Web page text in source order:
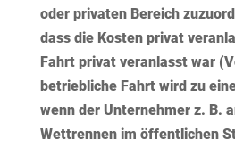
oder privaten Bereich
dass die Kosten privat
Fahrt privat veranlasst war (
betriebliche Fahrt wird zu
wenn der Unternehmer z. B.
Wettrennenim öffentlichen